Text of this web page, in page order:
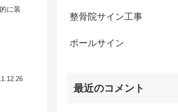
に装
整骨院サイン工事
ポールサイン
最近のコメント